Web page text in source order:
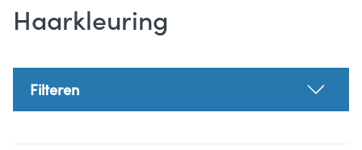
Haarkleuring
Filteren